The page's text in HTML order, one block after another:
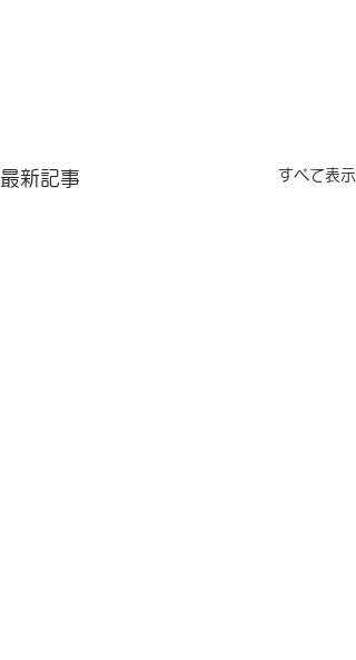
最新記事 すべて表示